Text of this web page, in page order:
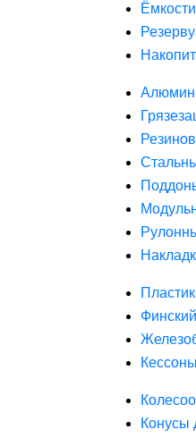
Кессоны
Конусы